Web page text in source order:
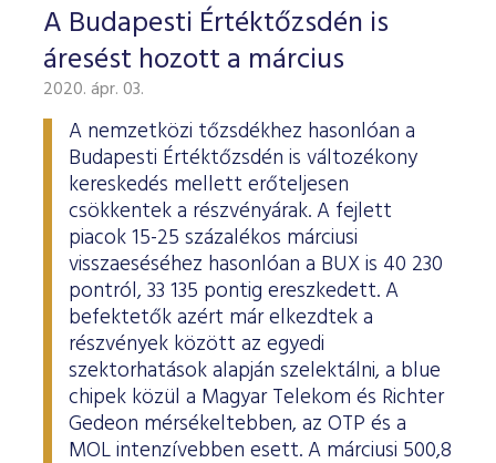
A Budapesti Értéktőzsdén is
áresést hozott a március
2020. ápr. 03.
A nemzetközi tőzsdékhez hasonlóan a
Budapesti Értéktőzsdén is változékony
kereskedés mellett erőteljesen
csökkentek a részvényárak. A fejlett
piacok 15-25 százalékos márciusi
visszaeséséhez hasonlóan a BUX is 40 230
pontról, 33 135 pontig ereszkedett. A
befektetők azért már elkezdtek a
részvények között az egyedi
szektorhatások alapján szelektálni, a blue
chipek közül a Magyar Telekom és Richter
Gedeon mérsékeltebben, az OTP és a
MOL intenzívebben esett. A márciusi 500,8